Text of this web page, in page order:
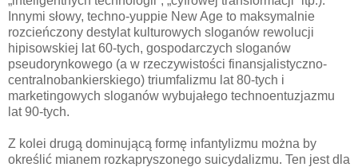
Innymi słowy, techno-yuppie New Age to maksymalnie
rozcieńczony destylat kulturowych sloganów rewolucji
hipisowskiej lat 60-tych, gospodarczych sloganów
pseudorynkowego (a w rzeczywistości finansjalistyczno-
centralnobankierskiego) triumfalizmu lat 80-tych i
marketingowych sloganów wybujałego technoentuzjazmu
lat 90-tych.
Z kolei drugą dominującą formę infantylizmu można by
określić mianem rozkapryszonego suicydalizmu. Ten jest dla